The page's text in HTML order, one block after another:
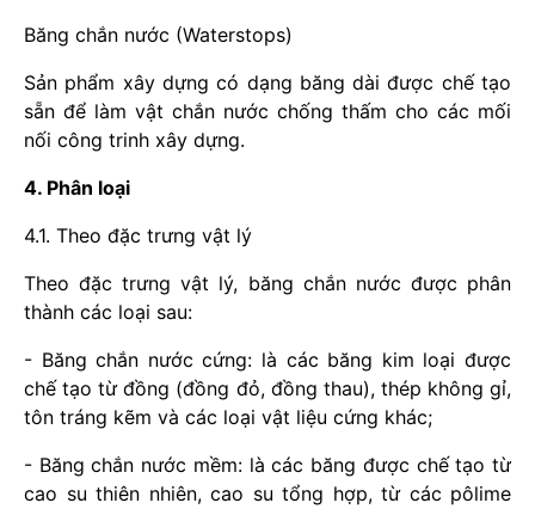
Băng chắn nước (Waterstops)
Sản phẩm xây dựng có dạng băng dài được chế tạo
sẵn để làm vật chắn nước chống thấm cho các mối
nối công trinh xây dựng.
4. Phân loại
4.1. Theo đặc trưng vật lý
Theo đặc trưng vật lý, băng chắn nước được phân
thành các loại sau:
- Băng chắn nước cứng: là các băng kim loại được
chế tạo từ đồng (đồng đỏ, đồng thau), thép không gỉ,
tôn tráng kẽm và các loại vật liệu cứng khác;
- Băng chắn nước mềm: là các băng được chế tạo từ
cao su thiên nhiên, cao su tổng hợp, từ các pôlime